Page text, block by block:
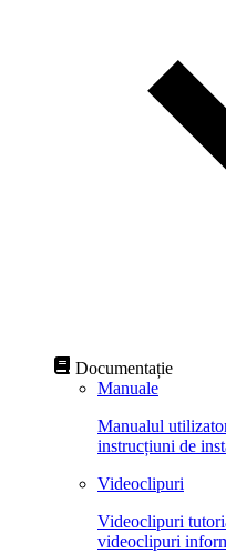
Documentație
Manuale
Manualul
instrucțiuni de
Videoclipuri
Videoclipuri
videoclipuri